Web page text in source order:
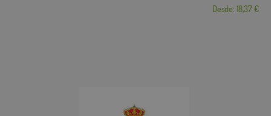
Desde: 18,37 €